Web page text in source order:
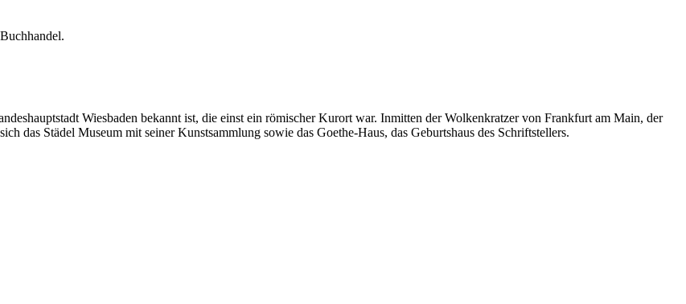
Buchhandel.
Wiesbaden bekannt ist, die einst ein römischer Kurort war. Inmitten der Wolkenkratzer von Frankfurt am Main, der
das Städel Museum mit seiner Kunstsammlung sowie das Goethe-Haus, das Geburtshaus des Schriftstellers.